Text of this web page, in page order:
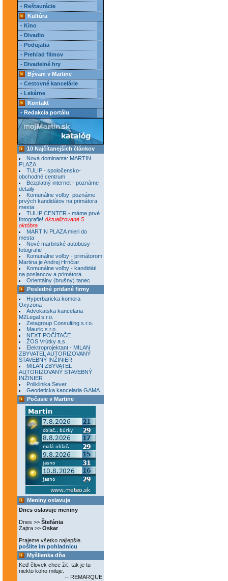
- Reštaurácie
Kultúra
- Kino
- Divadlo
- Podujatia
- Prehľad filmov
- Divadelné hry
Bývam v Martine
- Cestovné kancelárie
- Lekárne
Kontakt
- Redakcia portálu
10 Najčítanejších článkov
Nová dominanta: MARTIN
PLAZA
TULIP - spoločensko-
obchodné centrum
Bezplatný internet - poznáme
detaily
Komunálne voľby: poznáme
prvých kandidátov na primátora
mesta
TULIP CENTER - máme prvé
fotografie! Aktualizované 5.
októbra
MARTIN PLAZA mieri do
mesta
Nové martinské autobusy -
fotografie
Komunálne voľby - primátorom
Martina je Andrej Hrnčiar
Komunálne voľby - kandidáti
na poslancov a primátora
Orientálny (brušný) tanec
Posledné pridané firmy
Hyperbaricka komora
Oxyzona
Advokatska kancelaria
M2Legal s.r.o.
Zetagroup Consulting s.r.o.
Mauric s.r.o.
NEXT POČÍTAČE
ŽOS Vrútky a.s.
Elektroprojektant - MILAN
ZBYVATEL AUTORIZOVANÝ
STAVEBNÝ INŽINIER
MILAN ZBYVATEL
AUTORIZOVANÝ STAVEBNÝ
INŽINIER
Poliklinika Sever
Geodeticka kancelaria GAMA
Počasie v Martine
Meniny oslavuje
Dnes oslavuje meniny
Dnes >> Štefánia
Zajtra >> Oskar
Prajeme všetko najlepšie.
pošlite im pohladnicu
Myšlienka dňa
Keď človek chce žiť, tak je tu
niekto koho miluje.
-- REMARQUE